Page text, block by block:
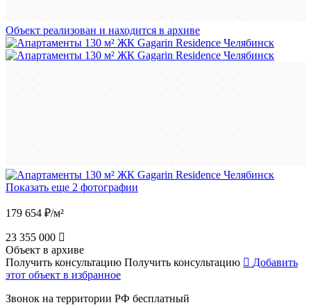
Объект реализован и находится в архиве
Показать еще 2 фотографии
179 654 ₽/м²
23 355 000
Объект в архиве
Получить консультацию Получить консультацию
Добавить
этот объект в избранное
Звонок на территории РФ бесплатный